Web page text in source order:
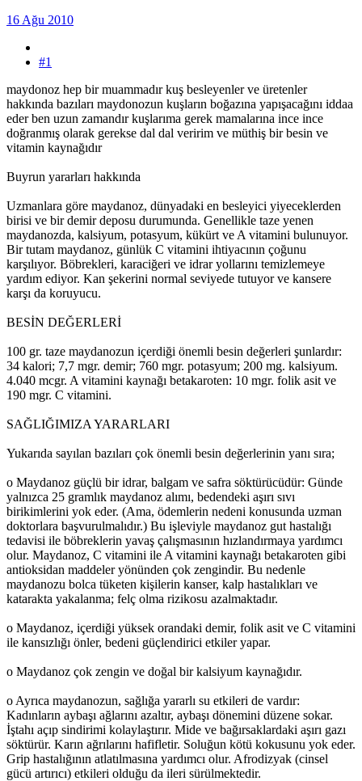
16 Ağu 2010
#1
maydonoz hep bir muammadır kuş besleyenler ve üretenler
hakkında bazıları maydonozun kuşların boğazına yapışacağını iddaa
eder ben uzun zamandır kuşlarıma gerek mamalarına ince ince
doğranmış olarak gerekse dal dal veririm ve müthiş bir besin ve
vitamin kaynağıdır
Buyrun yararları hakkında
Uzmanlara göre maydanoz, dünyadaki en besleyici yiyeceklerden
birisi ve bir demir deposu durumunda. Genellikle taze yenen
maydanozda, kalsiyum, potasyum, kükürt ve A vitamini bulunuyor.
Bir tutam maydanoz, günlük C vitamini ihtiyacının çoğunu
karşılıyor. Böbrekleri, karaciğeri ve idrar yollarını temizlemeye
yardım ediyor. Kan şekerini normal seviyede tutuyor ve kansere
karşı da koruyucu.
BESİN DEĞERLERİ
100 gr. taze maydanozun içerdiği önemli besin değerleri şunlardır:
34 kalori; 7,7 mgr. demir; 760 mgr. potasyum; 200 mg. kalsiyum.
4.040 mcgr. A vitamini kaynağı betakaroten: 10 mgr. folik asit ve
190 mgr. C vitamini.
SAĞLIĞIMIZA YARARLARI
Yukarıda sayılan bazıları çok önemli besin değerlerinin yanı sıra;
o Maydanoz güçlü bir idrar, balgam ve safra söktürücüdür: Günde
yalnızca 25 gramlık maydanoz alımı, bedendeki aşırı sıvı
birikimlerini yok eder. (Ama, ödemlerin nedeni konusunda uzman
doktorlara başvurulmalıdır.) Bu işleviyle maydanoz gut hastalığı
tedavisi ile böbreklerin yavaş çalışmasının hızlandırmaya yardımcı
olur. Maydanoz, C vitamini ile A vitamini kaynağı betakaroten gibi
antioksidan maddeler yönünden çok zengindir. Bu nedenle
maydanozu bolca tüketen kişilerin kanser, kalp hastalıkları ve
katarakta yakalanma; felç olma rizikosu azalmaktadır.
o Maydanoz, içerdiği yüksek orandaki demir, folik asit ve C vitamini
ile kansızlığı önler, bedeni güçlendirici etkiler yapar.
o Maydanoz çok zengin ve doğal bir kalsiyum kaynağıdır.
o Ayrıca maydanozun, sağlığa yararlı su etkileri de vardır:
Kadınların aybaşı ağlarını azaltır, aybaşı dönemini düzene sokar.
İştahı açıp sindirimi kolaylaştırır. Mide ve bağırsaklardaki aşırı gazı
söktürür. Karın ağrılarını hafifletir. Soluğun kötü kokusunu yok eder.
Grip hastalığının atlatılmasına yardımcı olur. Afrodizyak (cinsel
gücü artırıcı) etkileri olduğu da ileri sürülmektedir.